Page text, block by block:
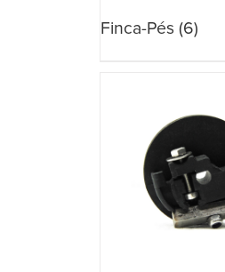
Finca-Pés (6)